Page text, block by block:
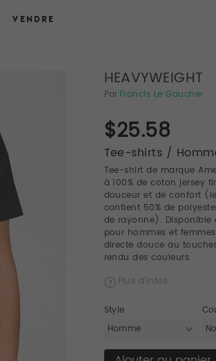
VENDRE
HEAVYWEIGHT
Par Francis Le Gaucher
$25.58
Tee-shirts /
Tee-shirt de marque
à 100% de coton jersey
douceur et de confort
contient 50% de
de rayonne). Disponible
pour hommes et
directe douce au
rendu des couleurs.
Plus d'infos
Style
Homme